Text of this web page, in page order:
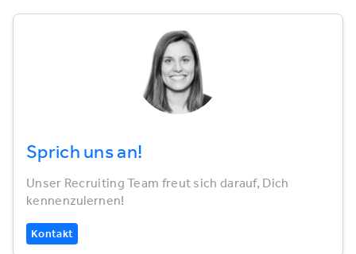
Sprich uns an!
Unser Recruiting Team freut sich darauf, Dich
kennenzulernen!
Kontakt